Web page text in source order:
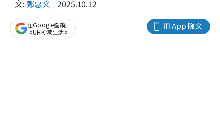
文: 鄭惠文 2025.10.12
用 App 睇文
在Google追蹤
《UHK 港生活》